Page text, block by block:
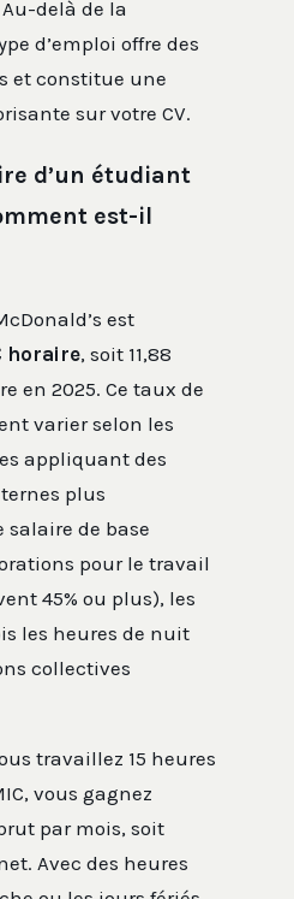
delà de la
d’emploi offre des
et constitue une
sur votre CV.
d’un étudiant
est-il
est
horaire, soit 11,88
en 2025. Ce taux de
varier selon les
appliquant des
plus
salaire de base
pour le travail
45% ou plus), les
les heures de nuit
collectives
travaillez 15 heures
vous gagnez
par mois, soit
Avec des heures